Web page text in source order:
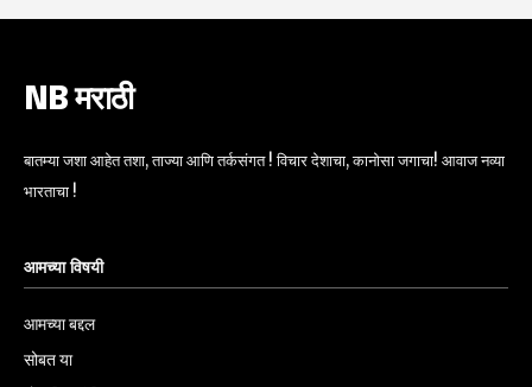
NB मराठी
बातम्या जशा आहेत तशा, ताज्या आणि तर्कसंगत ! विचार देशाचा, कानोसा जगाचा! आवाज नव्या
भारताचा !
आमच्या विषयी
आमच्या बद्दल
सोबत या